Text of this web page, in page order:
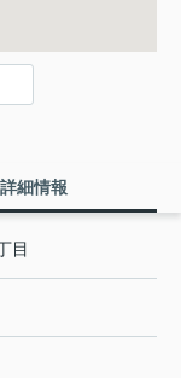
詳細情報
目